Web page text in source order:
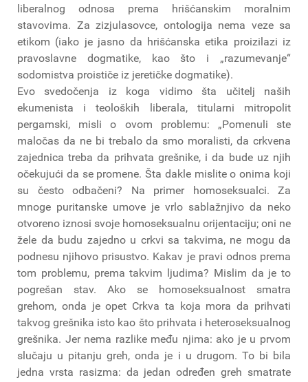
liberalnog odnosa prema hrišćanskim moralnim
stavovima. Za zizjulasovce, ontologija nema veze sa
etikom (iako je jasno da hrišćanska etika proizilazi iz
pravoslavne dogmatike, kao što i „razumevanje“
sodomistva proističe iz jeretičke dogmatike).
Evo svedočenja iz koga vidimo šta učitelj naših
ekumenista i teoloških liberala, titularni mitropolit
pergamski, misli o ovom problemu: „Pomenuli ste
maločas da ne bi trebalo da smo moralisti, da crkvena
zajednica treba da prihvata grešnike, i da bude uz njih
očekujući da se promene. Šta dakle mislite o onima koji
su često odbačeni? Na primer homoseksualci. Za
mnoge puritanske umove je vrlo sablažnjivo da neko
otvoreno iznosi svoje homoseksualnu orijentaciju; oni ne
žele da budu zajedno u crkvi sa takvima, ne mogu da
podnesu njihovo prisustvo. Kakav je pravi odnos prema
tom problemu, prema takvim ljudima? Mislim da je to
pogrešan stav. Ako se homoseksualnost smatra
grehom, onda je opet Crkva ta koja mora da prihvati
takvog grešnika isto kao što prihvata i heteroseksualnog
grešnika. Jer nema razlike među njima: ako je u prvom
slučaju u pitanju greh, onda je i u drugom. To bi bila
jedna vrsta rasizma: da jedan određen greh smatrate